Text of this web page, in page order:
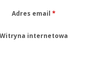
Adres email *
Witryna internetowa